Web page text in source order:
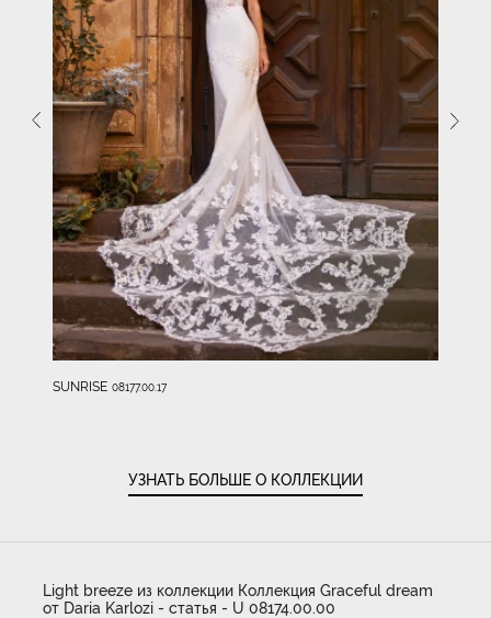
SUNRISE 08177.00.17
УЗНАТЬ БОЛЬШЕ О КОЛЛЕКЦИИ
Light breeze из коллекции Коллекция Graceful dream
от Daria Karlozi - статья - U 08174.00.00